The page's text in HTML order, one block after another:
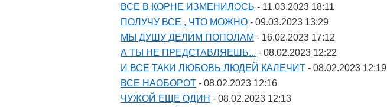
ВСЕ В КОРНЕ ИЗМЕНИЛОСЬ - 11.03.2023 18:11
ПОЛУЧУ ВСЕ , ЧТО МОЖНО - 09.03.2023 13:29
МЫ ДУШУ ДЕЛИМ ПОПОЛАМ - 16.02.2023 17:12
А ТЫ НЕ ПРЕДСТАВЛЯЕШЬ... - 08.02.2023 12:22
И ВСЕ ТАКИ ЛЮБОВЬ ЛЮДЕЙ КАЛЕЧИТ - 08.02.2023 12:19
ВСЕ НАОБОРОТ - 08.02.2023 12:16
ЧУЖОЙ ЕЩЕ ОДИН - 08.02.2023 12:13